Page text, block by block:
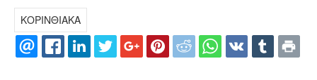
ΚΟΡΙΝΘΙΑΚΑ